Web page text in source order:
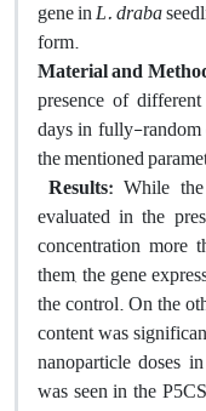
gene inL. draba
form.
Material and
presence of
days in fully-random
the mentioned
Results: While
evaluated in the
concentration
them, the gene
the control. On the
content was
nanoparticle doses
was seen in the